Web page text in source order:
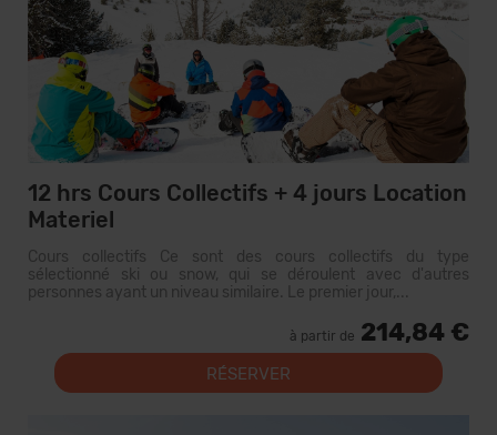
12 hrs Cours Collectifs + 4 jours Location
Materiel
Cours collectifs Ce sont des cours collectifs du type
sélectionné ski ou snow, qui se déroulent avec d'autres
personnes ayant un niveau similaire. Le premier jour,...
à partir de 214,84 €
RÉSERVER